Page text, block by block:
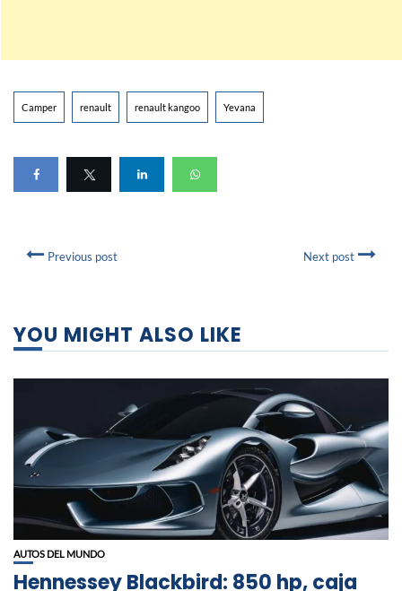
Camper renault renault kangoo Yevana
Previous post Next post
YOU MIGHT ALSO LIKE
AUTOS DEL MUNDO
Hennessey Blackbird: 850 hp, caja